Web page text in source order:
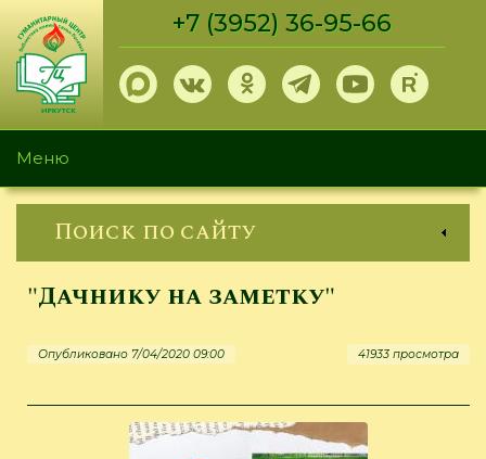
Перейти
основному
содержанию
+7 (3952) 36-95-66
Меню
Поиск по сайту
"Дачнику на заметку"
Опубликовано 7/04/2020 09:00 41933 просмотра